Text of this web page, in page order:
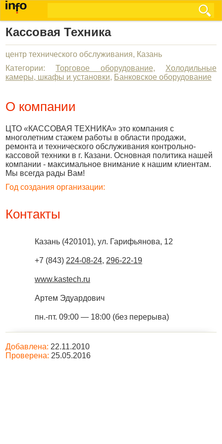
Кассовая Техника
центр технического обслуживания, Казань
Категории:Торговое оборудование, Холодильные
камеры, шкафы и установки, Банковское оборудование
О компании
ЦТО «КАССОВАЯ ТЕХНИКА» это компания с
многолетним стажем работы в области продажи,
ремонта и технического обслуживания контрольно-
кассовой техники в г. Казани. Основная политика нашей
компании - максимальное внимание к нашим клиентам.
Мы всегда рады Вам!
Год создания организации:
Контакты
Казань (420101), ул. Гарифьянова, 12
+7 (843) 224-08-24, 296-22-19
www.kastech.ru
Артем Эдуардович
пн.-пт. 09:00 — 18:00 (без перерыва)
Добавлена: 22.11.2010
Проверена: 25.05.2016